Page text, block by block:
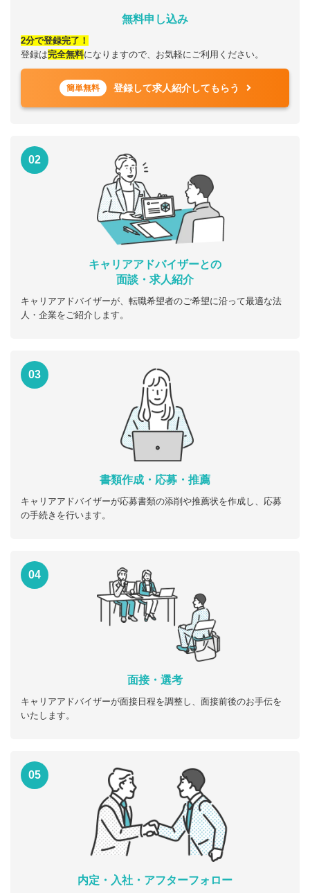
無料申し込み
2分で登録完了！
登録は完全無料になりますので、お気軽にご利用ください。
簡単無料 登録して求人紹介してもらう
02
キャリアアドバイザーとの
面談・求人紹介
キャリアアドバイザーが、転職希望者のご希望に沿って最適な法
人・企業をご紹介します。
03
書類作成・応募・推薦
キャリアアドバイザーが応募書類の添削や推薦状を作成し、応募
の手続きを行います。
04
面接・選考
キャリアアドバイザーが面接日程を調整し、面接前後のお手伝を
いたします。
05
内定・入社・アフターフォロー